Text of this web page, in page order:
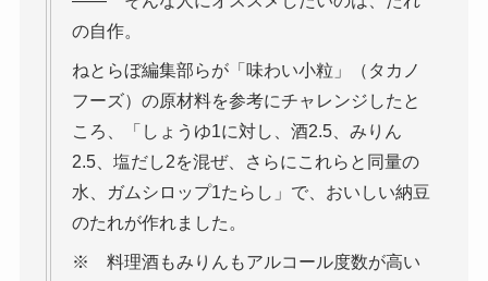
の自作。
ねとらぼ編集部らが「味わい小粒」（タカノ
フーズ）の原材料を参考にチャレンジしたと
ころ、「しょうゆ1に対し、酒2.5、みりん
2.5、塩だし2を混ぜ、さらにこれらと同量の
水、ガムシロップ1たらし」で、おいしい納豆
のたれが作れました。
※ 料理酒もみりんもアルコール度数が高い